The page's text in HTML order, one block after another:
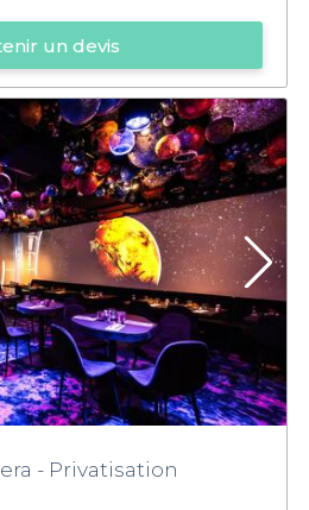
un devis
- Privatisation